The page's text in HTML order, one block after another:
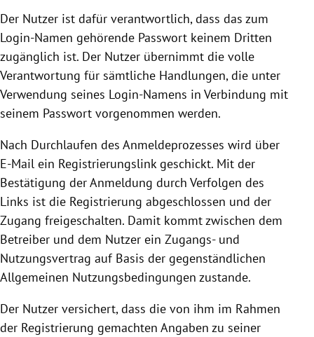
Der Nutzer ist dafür verantwortlich, dass das zum
Login-Namen gehörende Passwort keinem Dritten
zugänglich ist. Der Nutzer übernimmt die volle
Verantwortung für sämtliche Handlungen, die unter
Verwendung seines Login-Namens in Verbindung mit
seinem Passwort vorgenommen werden.
Nach Durchlaufen des Anmeldeprozesses wird über
E-Mail ein Registrierungslink geschickt. Mit der
Bestätigung der Anmeldung durch Verfolgen des
Links ist die Registrierung abgeschlossen und der
Zugang freigeschalten. Damit kommt zwischen dem
Betreiber und dem Nutzer ein Zugangs- und
Nutzungsvertrag auf Basis der gegenständlichen
Allgemeinen Nutzungsbedingungen zustande.
Der Nutzer versichert, dass die von ihm im Rahmen
der Registrierung gemachten Angaben zu seiner